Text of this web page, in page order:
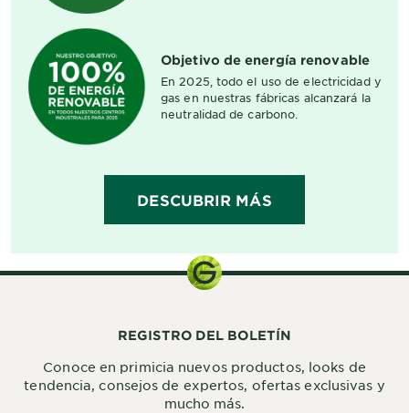
Objetivo de energía renovable
En 2025, todo el uso de electricidad y
gas en nuestras fábricas alcanzará la
neutralidad de carbono.
DESCUBRIR MÁS
REGISTRO DEL BOLETÍN
Conoce en primicia nuevos productos, looks de
tendencia, consejos de expertos, ofertas exclusivas y
mucho más.